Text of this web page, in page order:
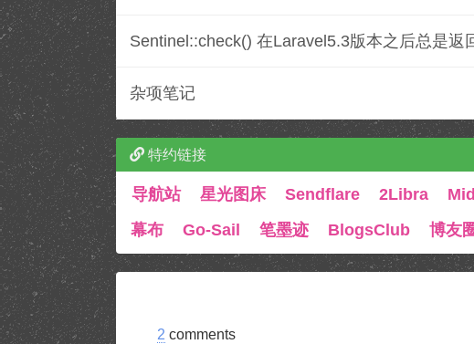
Sentinel::check() 在Laravel5.3版本之后总是返
杂项笔记
特约链接
导航站 星光图床 Sendflare 2Libra
幕布
Go-Sail 笔墨迹 BlogsClub 博友
2 comments